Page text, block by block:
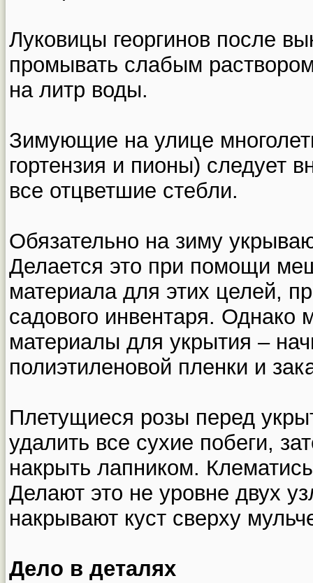
Луковицы георгинов после
промывать слабым
на литр воды.
Зимующие на улице
гортензия и пионы) следует
все отцветшие стебли.
Обязательно на зиму
Делается это при помощи
материала для этих целей,
садового инвентаря. Однако
материалы для укрытия –
полиэтиленовой пленки и
Плетущиеся розы перед
удалить все сухие побеги,
накрыть лапником.
Делают это не уровне двух
накрывают куст сверху
Дело в деталях